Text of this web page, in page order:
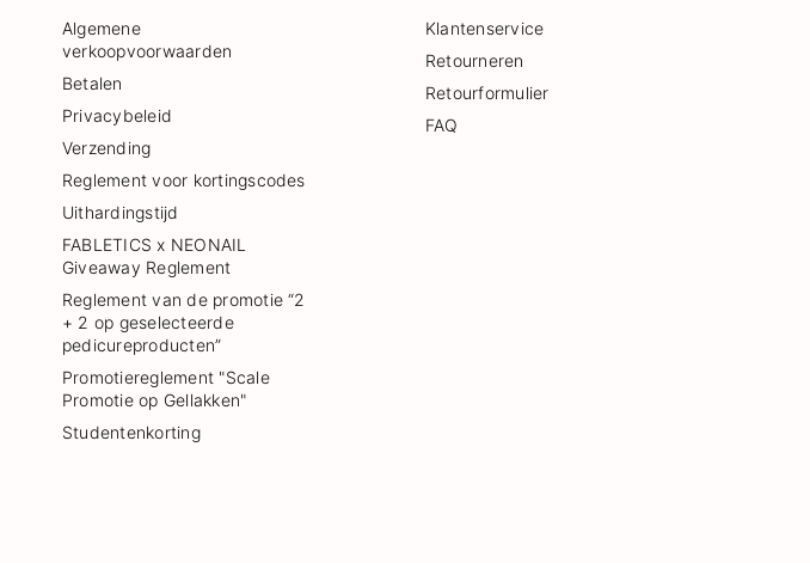
Algemene
verkoopvoorwaarden
Betalen
Privacybeleid
Verzending
Reglement voor kortingscodes
Uithardingstijd
FABLETICS x NEONAIL
Giveaway Reglement
Reglement van de promotie “2
+ 2 op geselecteerde
pedicureproducten”
Promotiereglement "Scale
Promotie op Gellakken"
Studentenkorting
Klantenservice
Retourneren
Retourformulier
FAQ